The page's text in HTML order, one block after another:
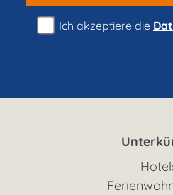
Ich akzeptiere die